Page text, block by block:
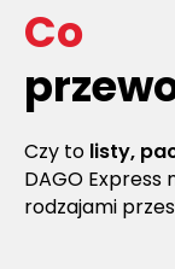
Co
Czy to listy,
DAGO Express
rodzajami